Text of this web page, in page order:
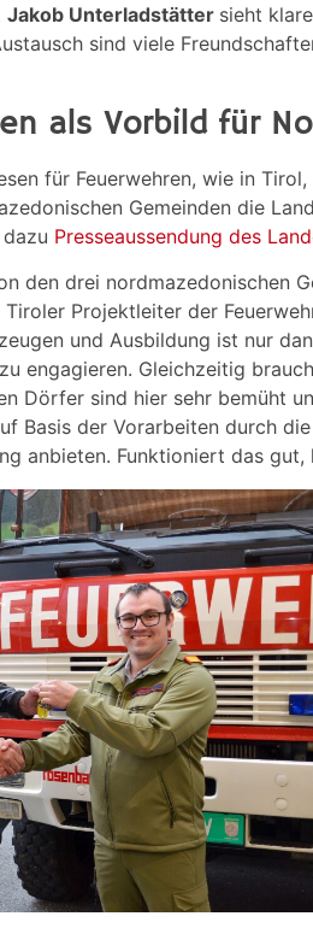
Jakob Unterladstätter sieht
sind viele
als Vorbild für
für Feuerwehren, wie in
Gemeinden die
Presseaussendung des
den drei nordmazedonischen
Projektleiter der
und Ausbildung ist nur
engagieren. Gleichzeitig
Dörfer sind hier sehr bemüht
Basis der Vorarbeiten durch
anbieten. Funktioniert das